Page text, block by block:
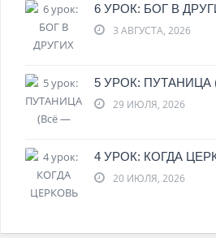
6 УРОК: БОГ В
3 АВГУСТА, 2026
5 УРОК: ПУТАНИЦА
29 ИЮЛЯ, 2026
4 УРОК: КОГДА
20 ИЮЛЯ, 2026